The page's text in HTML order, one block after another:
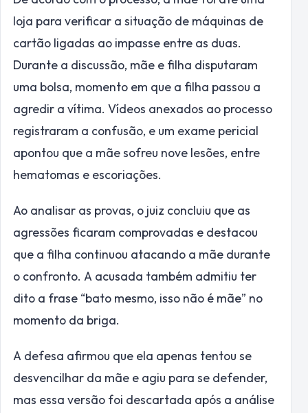
loja para verificar a situação de máquinas de
cartão ligadas ao impasse entre as duas.
Durante a discussão, mãe e filha disputaram
uma bolsa, momento em que a filha passou a
agredir a vítima. Vídeos anexados ao processo
registraram a confusão, e um exame pericial
apontou que a mãe sofreu nove lesões, entre
hematomas e escoriações.
Ao analisar as provas, o juiz concluiu que as
agressões ficaram comprovadas e destacou
que a filha continuou atacando a mãe durante
o confronto. A acusada também admitiu ter
dito a frase “bato mesmo, isso não é mãe” no
momento da briga.
A defesa afirmou que ela apenas tentou se
desvencilhar da mãe e agiu para se defender,
mas essa versão foi descartada após a análise